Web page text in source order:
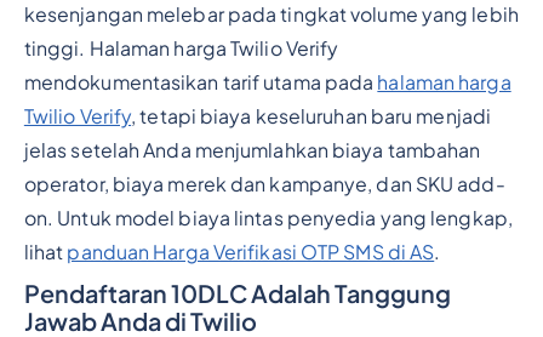
kesenjangan melebar pada tingkat volume yang lebih
tinggi. Halaman harga Twilio Verify
mendokumentasikan tarif utama pada halaman harga
Twilio Verify, tetapi biaya keseluruhan baru menjadi
jelas setelah Anda menjumlahkan biaya tambahan
operator, biaya merek dan kampanye, dan SKU add-
on. Untuk model biaya lintas penyedia yang lengkap,
lihat panduan Harga Verifikasi OTP SMS di AS.
Pendaftaran 10DLC Adalah Tanggung
Jawab Anda di Twilio